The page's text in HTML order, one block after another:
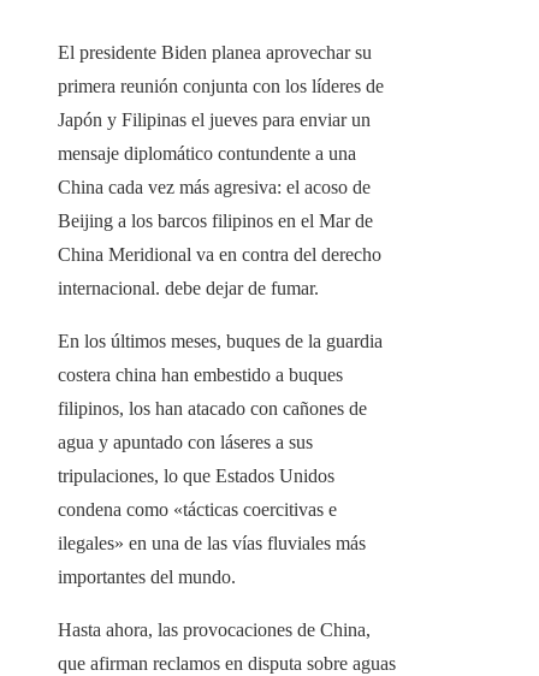
El presidente Biden planea aprovechar su
primera reunión conjunta con los líderes de
Japón y Filipinas el jueves para enviar un
mensaje diplomático contundente a una
China cada vez más agresiva: el acoso de
Beijing a los barcos filipinos en el Mar de
China Meridional va en contra del derecho
internacional. debe dejar de fumar.
En los últimos meses, buques de la guardia
costera china han embestido a buques
filipinos, los han atacado con cañones de
agua y apuntado con láseres a sus
tripulaciones, lo que Estados Unidos
condena como «tácticas coercitivas e
ilegales» en una de las vías fluviales más
importantes del mundo.
Hasta ahora, las provocaciones de China,
que afirman reclamos en disputa sobre aguas